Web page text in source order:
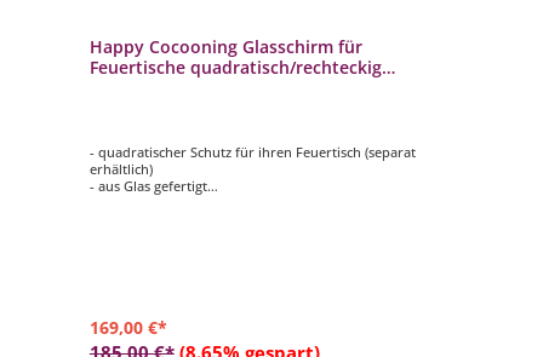
Happy Cocooning Glasschirm für
Feuertische quadratisch/rechteckig
- quadratischer Schutz für ihren Feuertisch (separat
erhältlich)
- aus Glas gefertigt
169,00 €*
185,00 €* (8.65% gespart)